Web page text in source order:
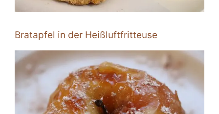
Bratapfel in der Heißluftfritteuse